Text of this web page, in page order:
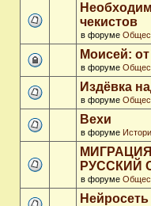
чекистов
в форуме
Моисей:
в форуме
Издёвка
в форуме
Вехи
в форуме
РУССКИЙ
в форуме
Нейросеть